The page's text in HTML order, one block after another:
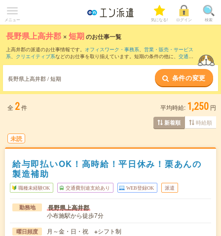
メニュー 気になる! ログイン 検索
長野県上高井郡 ×短期のお仕事一覧
上高井郡の派遣のお仕事情報です。 オフィスワーク・事務系、 営業・販売・サービス
系、 クリエイティブ系などのお仕事を取り揃えています。短期の条件の他に、 交通費
長野県上高井郡 / 短期 条件の変更
全 2件 平均時給: 1,250 円
新着順 時給順
未読
給与即払いOK！高時給！平日休み！栗あんの
製造補助
職種未経験OK 交通費別途支給あり WEB登録OK 派遣
勤務地 長野県上高井郡
小布施駅から徒歩7分
曜日頻度 月～金・日・祝 ※シフト制